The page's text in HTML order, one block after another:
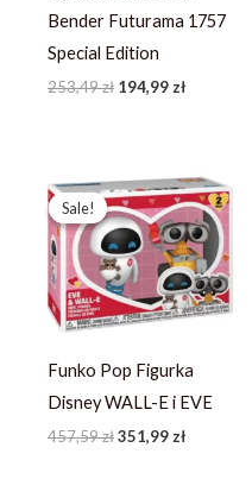
Bender Futurama 1757
Special Edition
253,49zł 194,99zł
Sale!
Sale!
Funko Pop Figurka
Disney WALL-E i EVE
457,59zł
Pierwotna
cena
wynosiła:
457,59 zł.
351,99zł
Aktualna
cena
wynosi:
351,99 zł.